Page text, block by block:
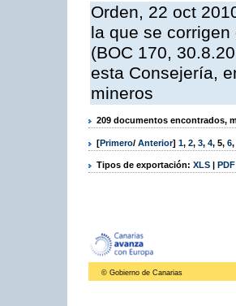
Orden, 22 oct
la que se
(BOC 170,
esta Consejería,
mineros
209 documentos encontrados,
[Primero/ Anterior] 1, 2, 3, 4, 5, 6,
Tipos de exportación: XLS | PDF
© Gobierno de Canarias